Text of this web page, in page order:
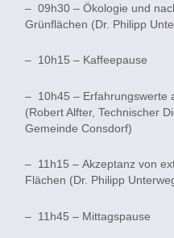
– 09h30 – Ökologie und
Grünflächen (Dr. Philipp
– 10h15 – Kaffeepause
– 10h45 – Erfahrungswerte
(Robert Alfter, Technischer
Gemeinde Consdorf)
– 11h15 – Akzeptanz von
Flächen (Dr. Philipp
– 11h45 – Mittagspause